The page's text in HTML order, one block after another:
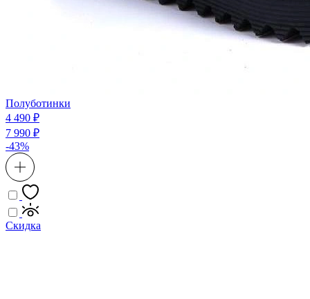
Полуботинки
4 490 ₽
7 990 ₽
-43%
Скидка